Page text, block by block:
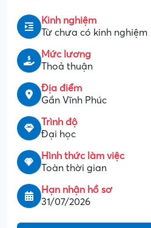
Kinh nghiệm
Từ chưa có kinh nghiệm
Mức lương
Thoả thuận
Địa điểm
Gần Vĩnh Phúc
Trình độ
Đại học
Hình thức làm việc
Toàn thời gian
Hạn nhận hồ sơ
31/07/2026